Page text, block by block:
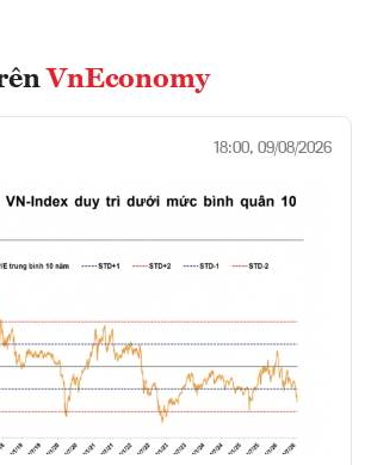
VnEconomy
18:00, 09/08/2026